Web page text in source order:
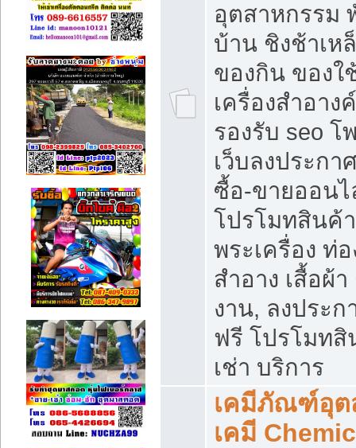
อุตสาหกรรม
บ้าน ชิงช้าเห
ของกิน ของใ
เครื่องสำอา
รองรับ seo โ
เว็บลงประก
ซื้อ-ขายออน
โปรโมทสินค้
พระเครื่อง ท่อ
สำอาง เสื้อผ้
งาน, ลงประ
ฟรี โปรโมท
เช่า บริการ
เคมีภัณฑ์อุต
เคมี